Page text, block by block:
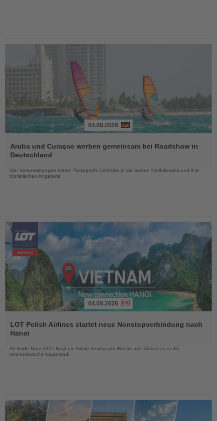
Sie
die
04.08.2026
Aruba und Curaçao werben gemeinsam bei Roadshow in
Deutschland
Vier Veranstaltungen bieten Reiseprofis Einblicke in die beiden Karibikinseln und ihre
touristischen Angebote
Sie
die
04.08.2026
LOT Polish Airlines startet neue Nonstopverbindung nach
Hanoi
Ab Ende März 2027 fliegt die Airline dreimal pro Woche von Warschau in die
vietnamesische Hauptstadt